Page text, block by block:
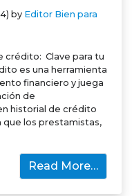
by Editor Bien para
crédito: Clave para tu
es una herramienta
financiero y juega
de
historial de crédito
que los prestamistas,
Read More…